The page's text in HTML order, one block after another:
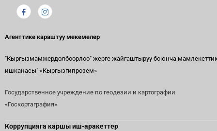
Агенттике караштуу мекемелер
"Кыргызмамжердолбоорлоо" жерге жайгаштыруу боюнча
ишканасы" «Кыргызгипрозем»
Государственное учреждение по геодезии и картографии
«Госкортаграфия»
Коррупцияга каршы иш-аракеттер